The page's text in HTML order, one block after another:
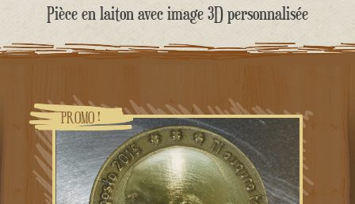
Pièce en laiton avec image 3D personnalisée
PROMO !